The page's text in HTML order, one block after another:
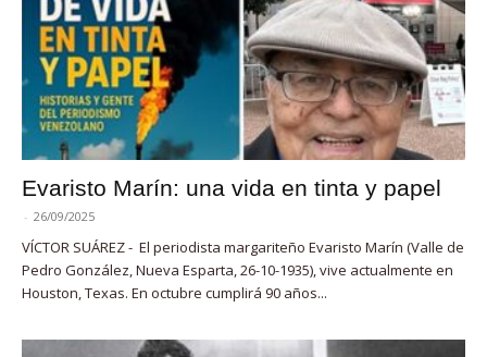
Evaristo Marín: una vida en tinta y papel
- 26/09/2025
VÍCTOR SUÁREZ - El periodista margariteño Evaristo Marín (Valle de
Pedro González, Nueva Esparta, 26-10-1935), vive actualmente en
Houston, Texas. En octubre cumplirá 90 años...